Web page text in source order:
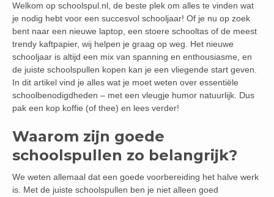
Welkom op schoolspul.nl, de beste plek om alles te vinden wat
je nodig hebt voor een succesvol schooljaar! Of je nu op zoek
bent naar een nieuwe laptop, een stoere schooltas of de meest
trendy kaftpapier, wij helpen je graag op weg. Het nieuwe
schooljaar is altijd een mix van spanning en enthousiasme, en
de juiste schoolspullen kopen kan je een vliegende start geven.
In dit artikel vind je alles wat je moet weten over essentiële
schoolbenodigdheden – met een vleugje humor natuurlijk. Dus
pak een kop koffie (of thee) en lees verder!
Waarom zijn goede
schoolspullen zo belangrijk?
We weten allemaal dat een goede voorbereiding het halve werk
is. Met de juiste schoolspullen ben je niet alleen goed